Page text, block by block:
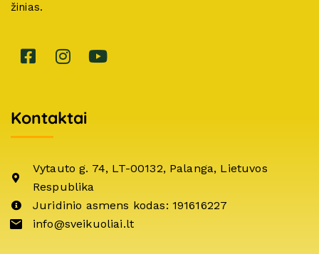
žinias.
Kontaktai
Vytauto g. 74, LT-00132, Palanga, Lietuvos
Respublika
Juridinio asmens kodas: 191616227
info@sveikuoliai.lt